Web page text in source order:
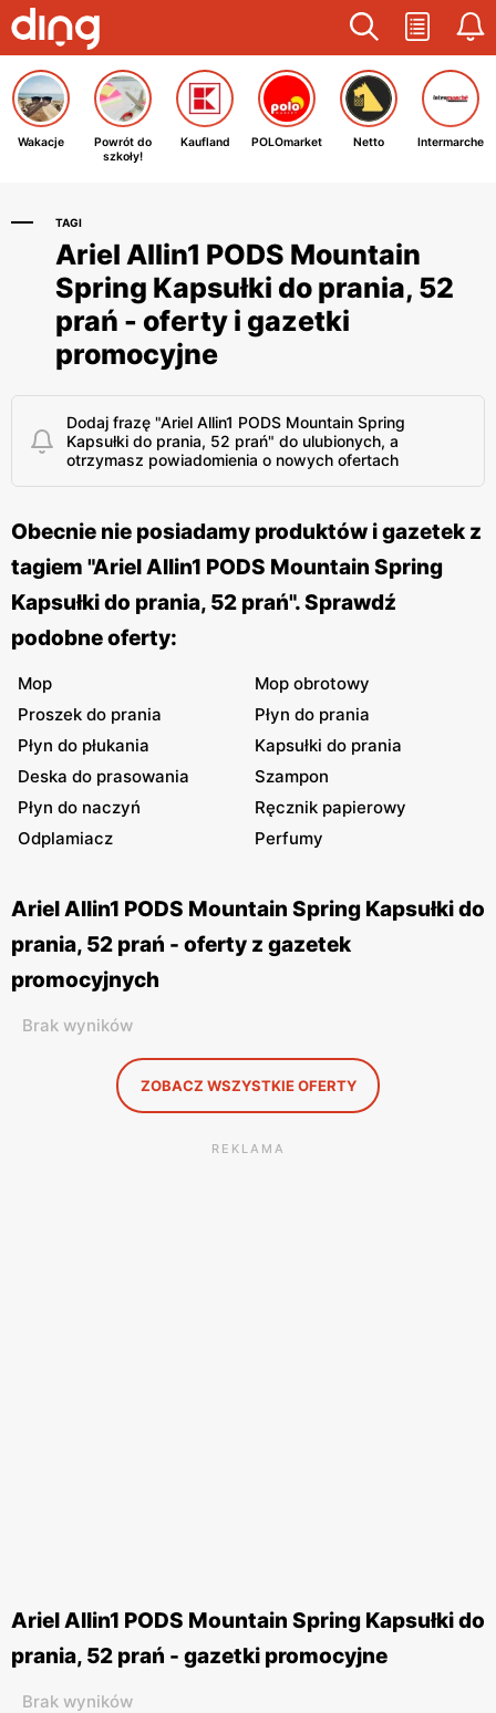
Wakacje
Powrót do
szkoły!
Kaufland POLOmarket Netto Intermarche
TAGI
Ariel Allin1 PODS Mountain
Spring Kapsułki do prania, 52
prań - oferty i gazetki
promocyjne
Dodaj frazę "Ariel Allin1 PODS Mountain Spring
Kapsułki do prania, 52 prań" do ulubionych, a
otrzymasz powiadomienia o nowych ofertach
Obecnie nie posiadamy produktów i gazetek z
tagiem "Ariel Allin1 PODS Mountain Spring
Kapsułki do prania, 52 prań". Sprawdź
podobne oferty:
Mop
Mop obrotowy
Proszek do prania
Płyn do prania
Płyn do płukania
Kapsułki do prania
Deska do prasowania
Szampon
Płyn do naczyń
Ręcznik papierowy
Odplamiacz
Perfumy
Ariel Allin1 PODS Mountain Spring Kapsułki do
prania, 52 prań - oferty z gazetek
promocyjnych
Brak wyników
ZOBACZ WSZYSTKIE OFERTY
REKLAMA
Ariel Allin1 PODS Mountain Spring Kapsułki do
prania, 52 prań - gazetki promocyjne
Brak wyników